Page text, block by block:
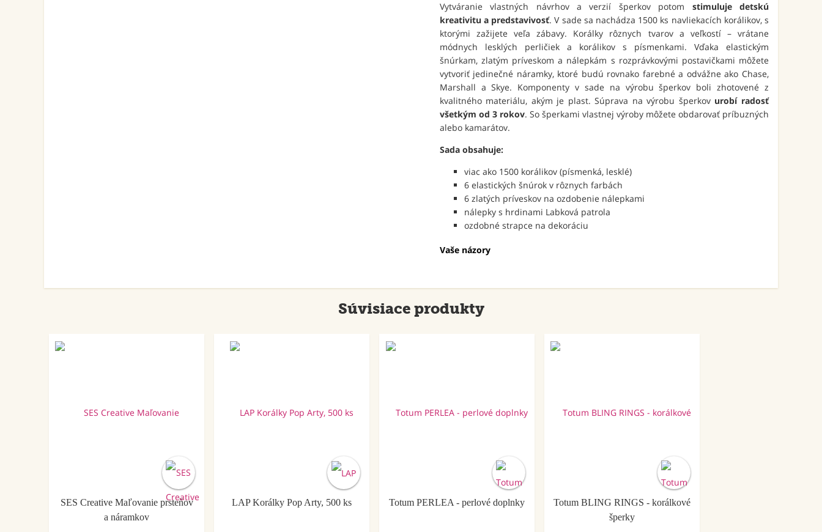
Vytváranie vlastných návrhov a verzií šperkov potom stimuluje detskú
kreativitu a predstavivosť. V sade sa nachádza 1500 ks navliekacích korálikov, s
ktorými zažijete veľa zábavy. Korálky rôznych tvarov a veľkostí – vrátane
módnych lesklých perličiek a korálikov s písmenkami. Vďaka elastickým
šnúrkam, zlatým príveskom a nálepkám s rozprávkovými postavičkami môžete
vytvoriť jedinečné náramky, ktoré budú rovnako farebné a odvážne ako Chase,
Marshall a Skye. Komponenty v sade na výrobu šperkov boli zhotovené z
kvalitného materiálu, akým je plast. Súprava na výrobu šperkov urobí radosť
všetkým od 3 rokov. So šperkami vlastnej výroby môžete obdarovať príbuzných
alebo kamarátov.
Sada obsahuje:
viac ako 1500 korálikov (písmenká, lesklé)
6 elastických šnúrok v rôznych farbách
6 zlatých príveskov na ozdobenie nálepkami
nálepky s hrdinami Labková patrola
ozdobné strapce na dekoráciu
Vaše názory
Súvisiace produkty
SES Creative Maľovanie prsteňov
a náramkov
LAP Korálky Pop Arty, 500 ks Totum PERLEA - perlové doplnky
Totum BLING RINGS - korálkové
šperky